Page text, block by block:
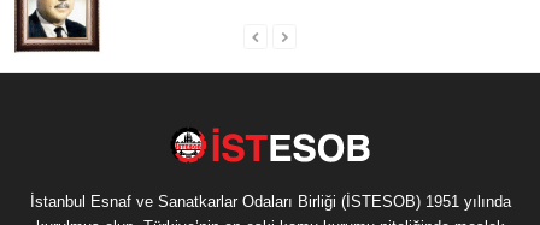
İstanbul Esnaf ve Sanatkarlar Odaları Birliği (İSTESOB) 1951 yılında